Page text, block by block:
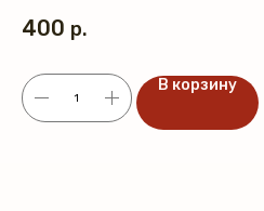
400 р.
В корзину